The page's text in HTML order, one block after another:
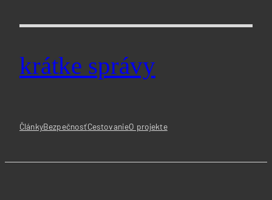
krátke správy
ČlánkyBezpečnosťCestovanieO projekte